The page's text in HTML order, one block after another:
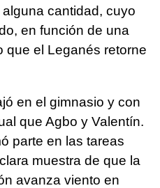
cantidad, cuyo
en función de una
que el Leganés retorne
en el gimnasio y con
que Agbo y Valentín.
parte en las tareas
muestra de que la
avanza viento en